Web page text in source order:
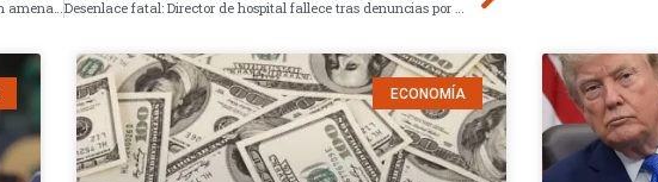
Cómo el estancamiento del diálogo CNTE-Gobernación amenaza la CDMX Desenlace fatal: Director de hospital fallece tras denuncias por acoso
ECONOMÍA